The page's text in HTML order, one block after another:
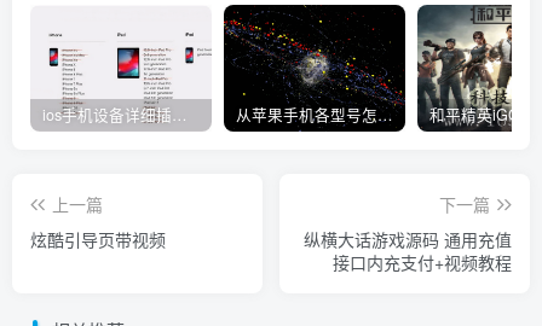
ios手机设备详细插件平刷教程 从苹果手机各型号怎么越狱到怎么开科技完整教程
上一篇
炫酷引导页带视频
下一篇
纵横大话游戏源码 通用充值
接口内充支付+视频教程